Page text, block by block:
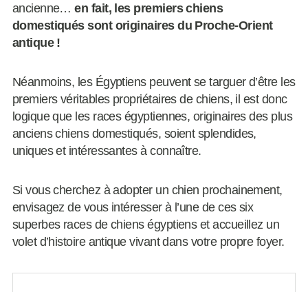
ancienne…en fait, les premiers chiens
domestiqués sont originaires du Proche-Orient
antique !
Néanmoins, les Égyptiens peuvent se targuer d’être les
premiers véritables propriétaires de chiens, il est donc
logique que les races égyptiennes, originaires des plus
anciens chiens domestiqués, soient splendides,
uniques et intéressantes à connaître.
Si vous cherchez à adopter un chien prochainement,
envisagez de vous intéresser à l’une de ces six
superbes races de chiens égyptiens et accueillez un
volet d’histoire antique vivant dans votre propre foyer.